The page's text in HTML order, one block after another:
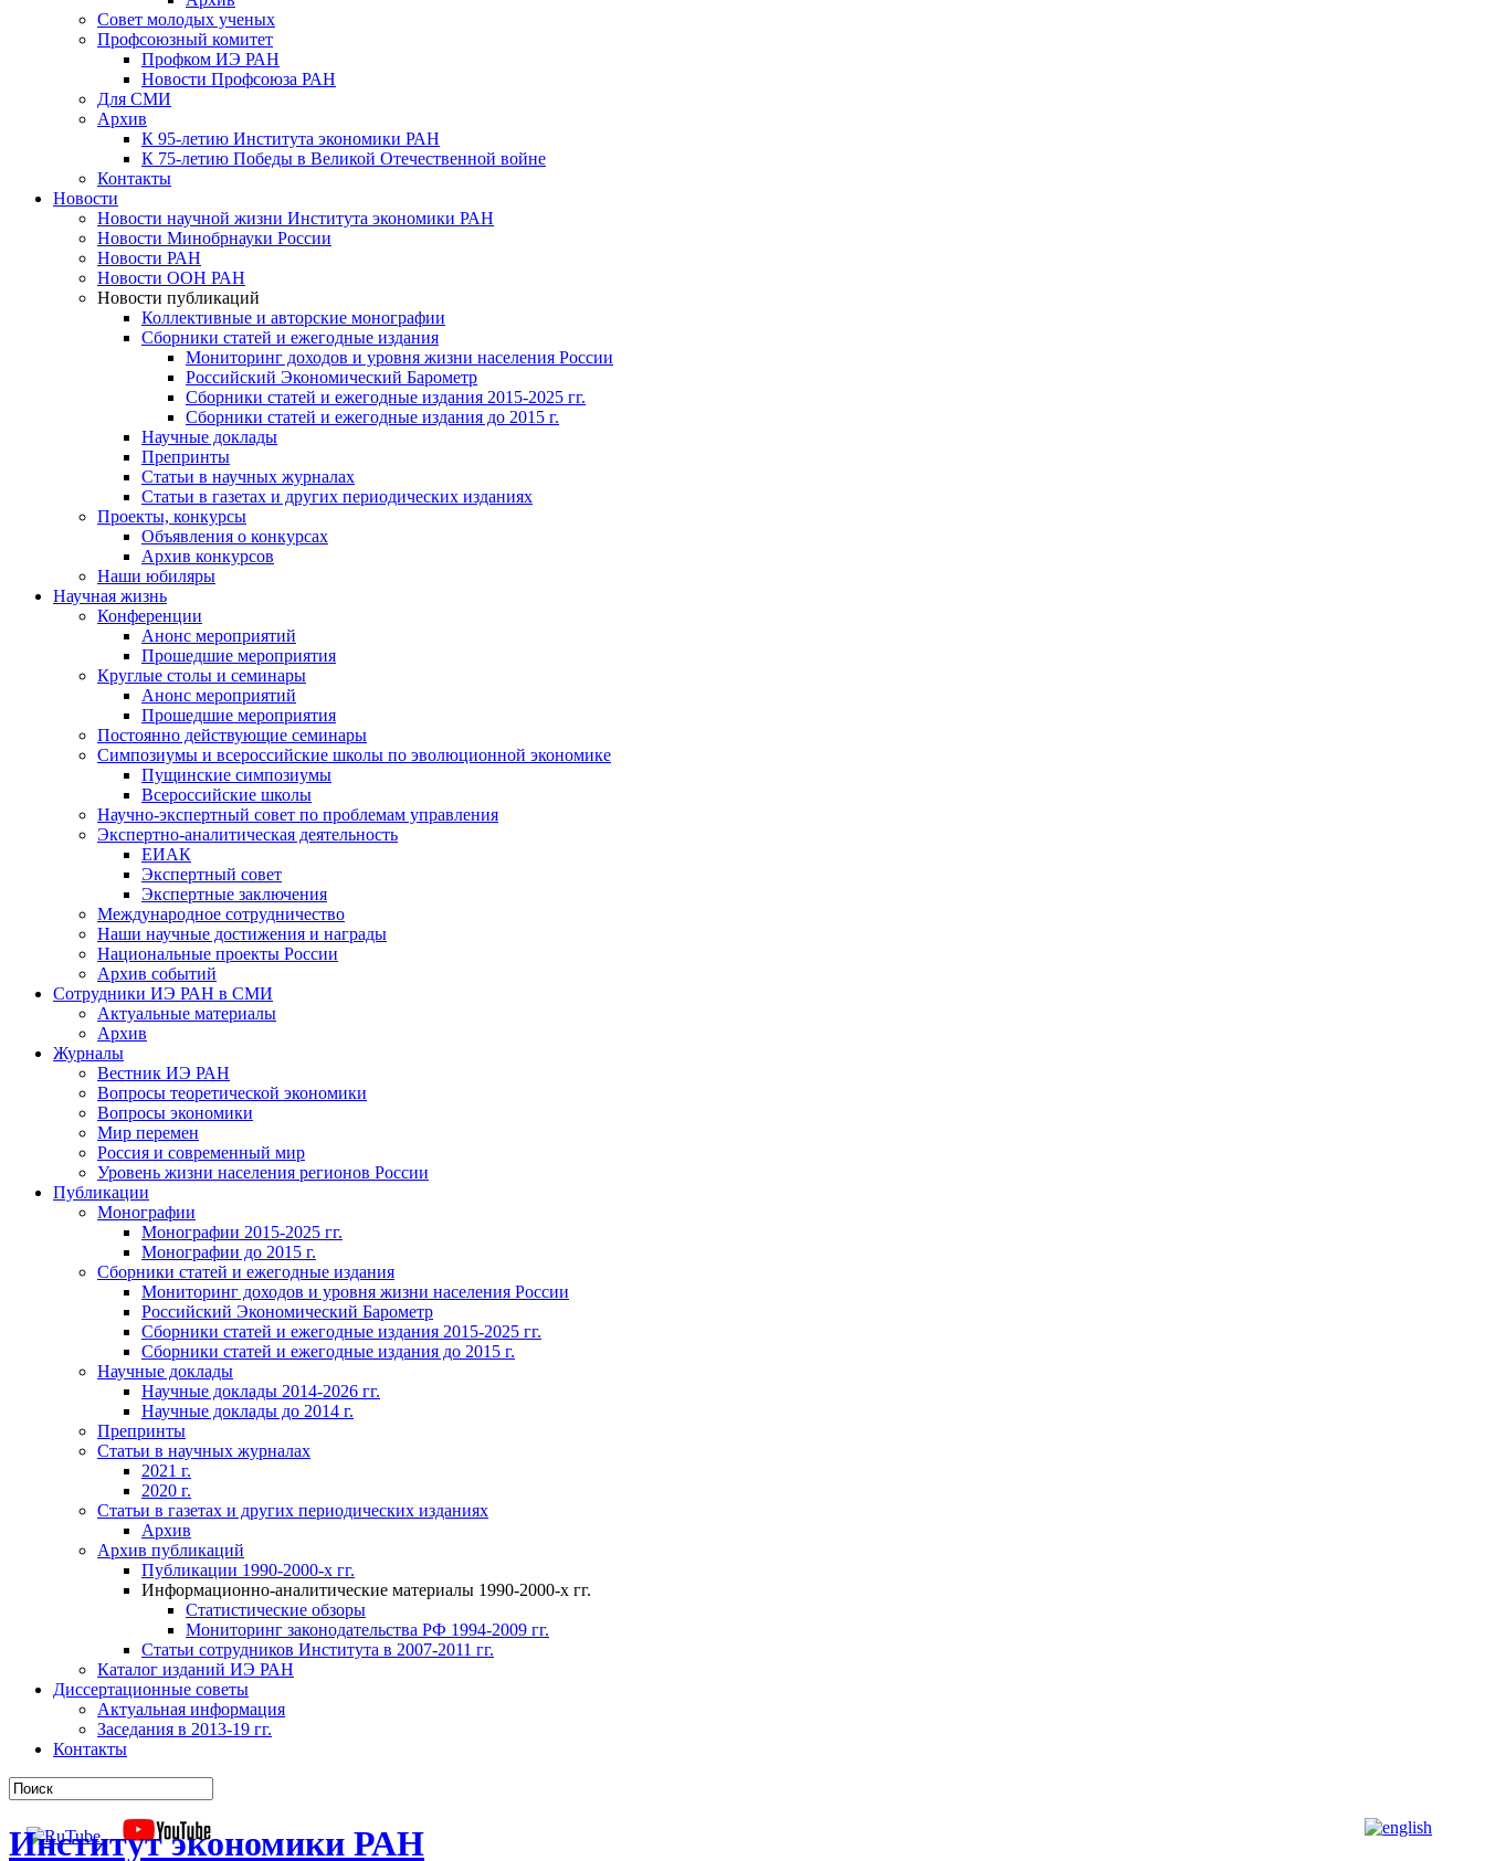
Совет молодых ученых
Профсоюзный комитет
Профком ИЭ РАН
Новости Профсоюза РАН
Для СМИ
Архив
К 95-летию Института экономики РАН
К 75-летию Победы в Великой Отечественной войне
Контакты
Новости
Новости научной жизни Института экономики РАН
Новости Минобрнауки России
Новости РАН
Новости ООН РАН
Новости публикаций
Коллективные и авторские монографии
Сборники статей и ежегодные издания
Мониторинг доходов и уровня жизни населения России
Российский Экономический Барометр
Сборники статей и ежегодные издания 2015-2025 гг.
Сборники статей и ежегодные издания до 2015 г.
Научные доклады
Препринты
Статьи в научных журналах
Статьи в газетах и других периодических изданиях
Проекты, конкурсы
Объявления о конкурсах
Архив конкурсов
Наши юбиляры
Научная жизнь
Конференции
Анонс мероприятий
Прошедшие мероприятия
Круглые столы и семинары
Анонс мероприятий
Прошедшие мероприятия
Постоянно действующие семинары
Симпозиумы и всероссийские школы по эволюционной экономике
Пущинские симпозиумы
Всероссийские школы
Научно-экспертный совет по проблемам управления
Экспертно-аналитическая деятельность
ЕИАК
Экспертный совет
Экспертные заключения
Международное сотрудничество
Наши научные достижения и награды
Национальные проекты России
Архив событий
Сотрудники ИЭ РАН в СМИ
Актуальные материалы
Архив
Журналы
Вестник ИЭ РАН
Вопросы теоретической экономики
Вопросы экономики
Мир перемен
Россия и современный мир
Уровень жизни населения регионов России
Публикации
Монографии
Монографии 2015-2025 гг.
Монографии до 2015 г.
Сборники статей и ежегодные издания
Мониторинг доходов и уровня жизни населения России
Российский Экономический Барометр
Сборники статей и ежегодные издания 2015-2025 гг.
Сборники статей и ежегодные издания до 2015 г.
Научные доклады
Научные доклады 2014-2026 гг.
Научные доклады до 2014 г.
Препринты
Статьи в научных журналах
2021 г.
2020 г.
Статьи в газетах и других периодических изданиях
Архив
Архив публикаций
Публикации 1990-2000-х гг.
Информационно-аналитические материалы 1990-2000-х гг.
Статистические обзоры
Мониторинг законодательства РФ 1994-2009 гг.
Статьи сотрудников Института в 2007-2011 гг.
Каталог изданий ИЭ РАН
Диссертационные советы
Актуальная информация
Заседания в 2013-19 гг.
Контакты
Институт экономики РАН